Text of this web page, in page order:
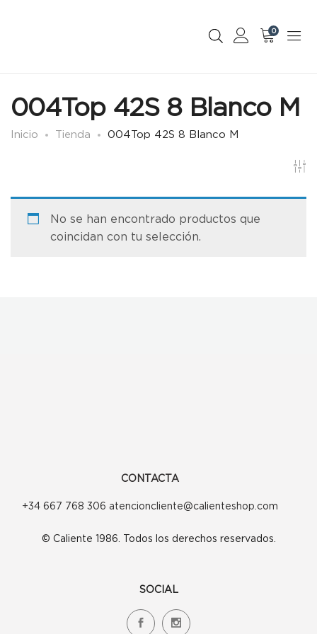
0
004Top 42S 8 Blanco M
Inicio Tienda 004Top 42S 8 Blanco M
No se han encontrado productos que
coincidan con tu selección.
CONTACTA
+34 667 768 306 atencioncliente@calienteshop.com
© Caliente 1986. Todos los derechos reservados.
SOCIAL